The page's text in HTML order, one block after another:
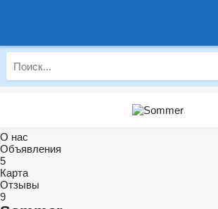
О нас
Объявления
5
Карта
Отзывы
9